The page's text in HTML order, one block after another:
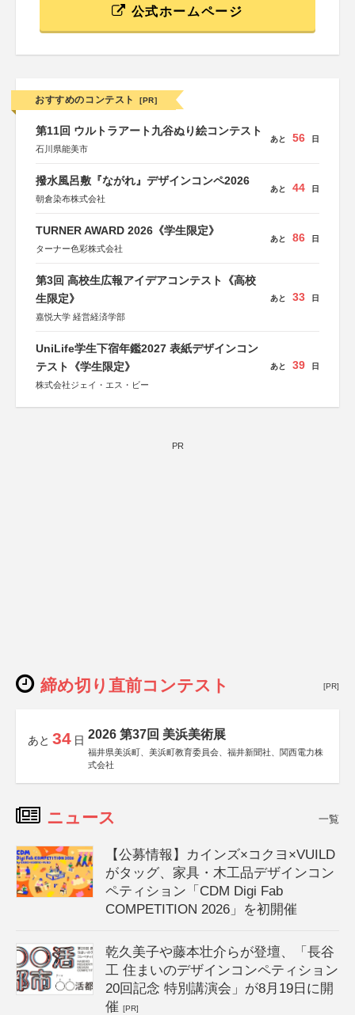
公式ホームページ
おすすめのコンテスト [PR]
第11回 ウルトラアート九谷ぬり絵コンテスト
石川県能美市
あと 56 日
撥水風呂敷『ながれ』デザインコンペ2026
朝倉染布株式会社
あと 44 日
TURNER AWARD 2026《学生限定》
ターナー色彩株式会社
あと 86 日
第3回 高校生広報アイデアコンテスト《高校
生限定》
嘉悦大学 経営経済学部
あと 33 日
UniLife学生下宿年鑑2027 表紙デザインコン
テスト《学生限定》
株式会社ジェイ・エス・ビー
あと 39 日
PR
締め切り直前コンテスト [PR]
あと 34 日 2026 第37回 美浜美術展
福井県美浜町、美浜町教育委員会、福井新聞社、関西電力株
式会社
ニュース 一覧
【公募情報】カインズ×コクヨ×VUILD
がタッグ、家具・木工品デザインコン
ペティション「CDM Digi Fab
COMPETITION 2026」を初開催
乾久美子や藤本壮介らが登壇、「長谷
工 住まいのデザインコンペティション
20回記念 特別講演会」が8月19日に開
催[PR]